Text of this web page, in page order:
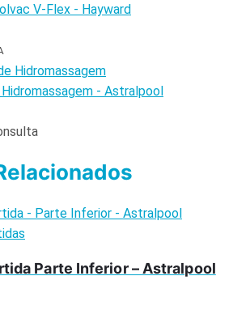
V-Flex - Hayward
- Astralpool
Parte Inferior – Astralpool